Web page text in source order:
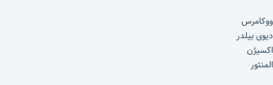
ووکامرس
دیوی بیلدر
اکسیژن
المنتور